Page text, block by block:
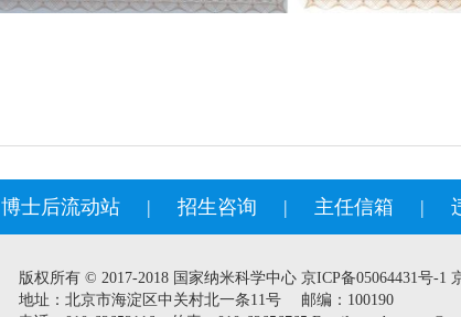
博士后流动站 | 招生咨询 | 主任信箱 |
版权所有 © 2017-2018 国家纳米科学中心 京ICP备05064431号-1
地址：北京市海淀区中关村北一条11号 邮编：100190